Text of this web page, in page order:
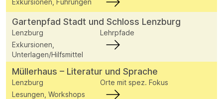
Gartenpfad Stadt und Schloss Lenzburg
Lenzburg
Lehrpfade
Exkursionen,
Unterlagen/Hilfsmittel
Müllerhaus – Literatur und Sprache
Lenzburg
Orte mit spez. Fokus
Lesungen, Workshops